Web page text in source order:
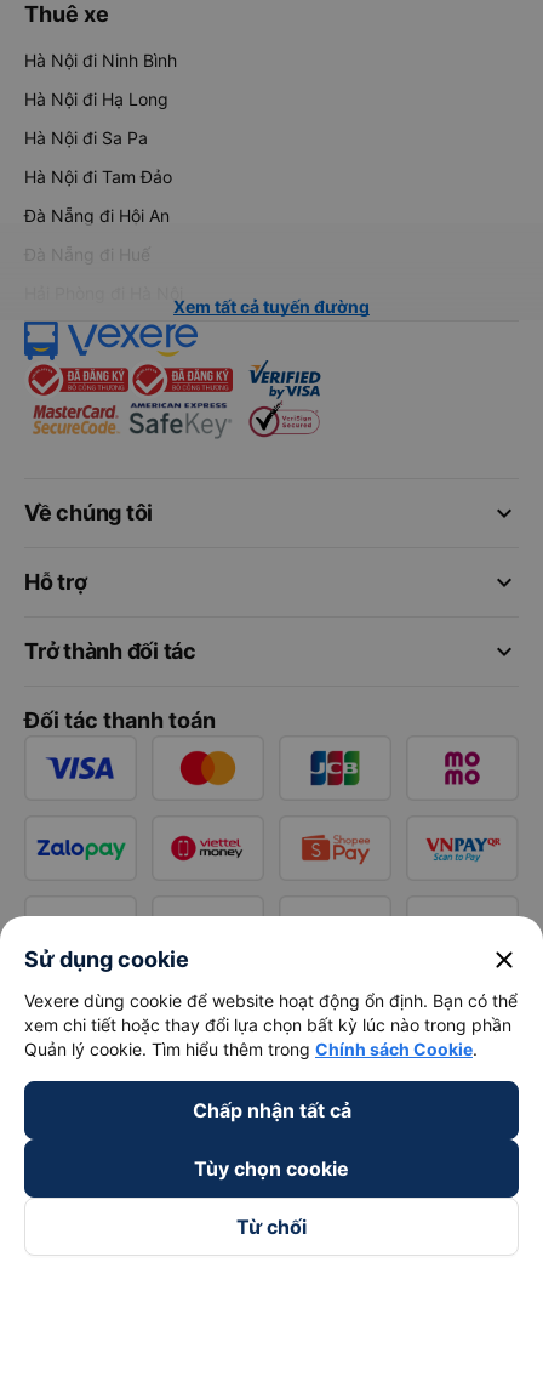
Thuê xe
Hà Nội đi Ninh Bình
Hà Nội đi Hạ Long
Hà Nội đi Sa Pa
Hà Nội đi Tam Đảo
Đà Nẵng đi Hội An
Đà Nẵng đi Huế
Xem tất cả tuyến đường
keyboard_arrow_down
Về chúng tôi
keyboard_arrow_down
Hỗ trợ
keyboard_arrow_down
Trở thành đối tác
Đối tác thanh toán
Sử dụng cookie close
Vexere dùng cookie để website hoạt động ổn định. Bạn có thể
xem chi tiết hoặc thay đổi lựa chọn bất kỳ lúc nào trong phần
Quản lý cookie. Tìm hiểu thêm trong Chính sách Cookie.
Chấp nhận tất cả
Tùy chọn cookie
Từ chối